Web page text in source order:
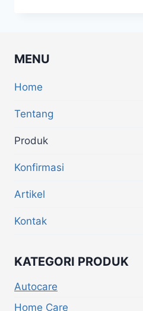
MENU
Home
Tentang
Produk
Konfirmasi
Artikel
Kontak
KATEGORI PRODUK
Autocare
Home Care